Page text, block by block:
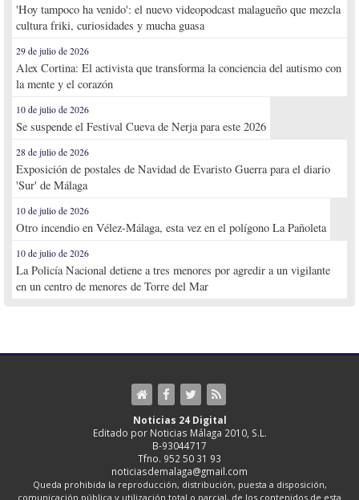
'Hoy tampoco ha venido': el nuevo videopodcast malagueño que mezcla
cultura friki, curiosidades y mucha guasa
29 de julio de 2026
Alex Cortina: El activista que transforma la conciencia del autismo con
la mente y el corazón
10 de julio de 2026
Se suspende el Festival Cueva de Nerja para este 2026
28 de julio de 2026
Exposición de postales de Navidad de Evaristo Guerra para el diario
'Sur' de Málaga
10 de julio de 2026
Otro incendio en Vélez-Málaga, esta vez en el polígono La Pañoleta
10 de julio de 2026
La Policía Nacional detiene a tres menores por agredir a un vigilante
en un centro de menores de Torre del Mar
Noticias 24 Digital
Editado por Noticias Málaga 2010, S.L.
B-93044717
Tfno. 952 50 31 93
noticiasdemalaga@gmail.com
Queda prohibida la reproducción, distribución, puesta a disposición,
comunicación pública y utilización total o parcial, de los contenidos de esta